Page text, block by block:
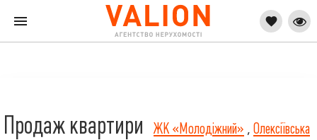
Продаж квартири ЖК «Молодіжний» , Олексіївська